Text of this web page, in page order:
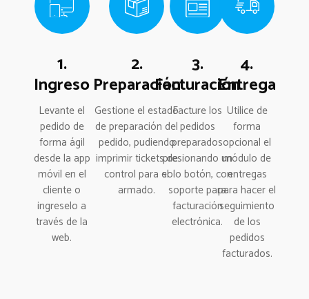
1.
Ingreso
Levante el
pedido de
forma ágil
desde la app
móvil en el
cliente o
ingreselo a
través de la
web.
2.
Preparación
Gestione el estado
de preparación del
pedido, pudiendo
imprimir tickets de
control para el
armado.
3.
Facturación
Facture los
pedidos
preparados
presionando un
solo botón, con
soporte para
facturación
electrónica.
4.
Entrega
Utilice de
forma
opcional el
módulo de
entregas
para hacer el
seguimiento
de los
pedidos
facturados.